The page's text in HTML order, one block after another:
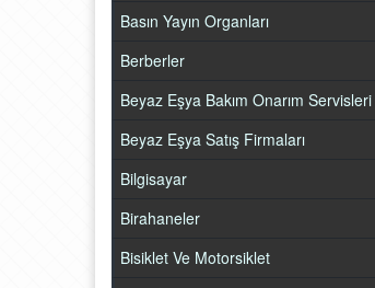
Basın Yayın Organları
Berberler
Beyaz Eşya Bakım Onarım Servisleri
Beyaz Eşya Satış Firmaları
Bilgisayar
Birahaneler
Bisiklet Ve Motorsiklet